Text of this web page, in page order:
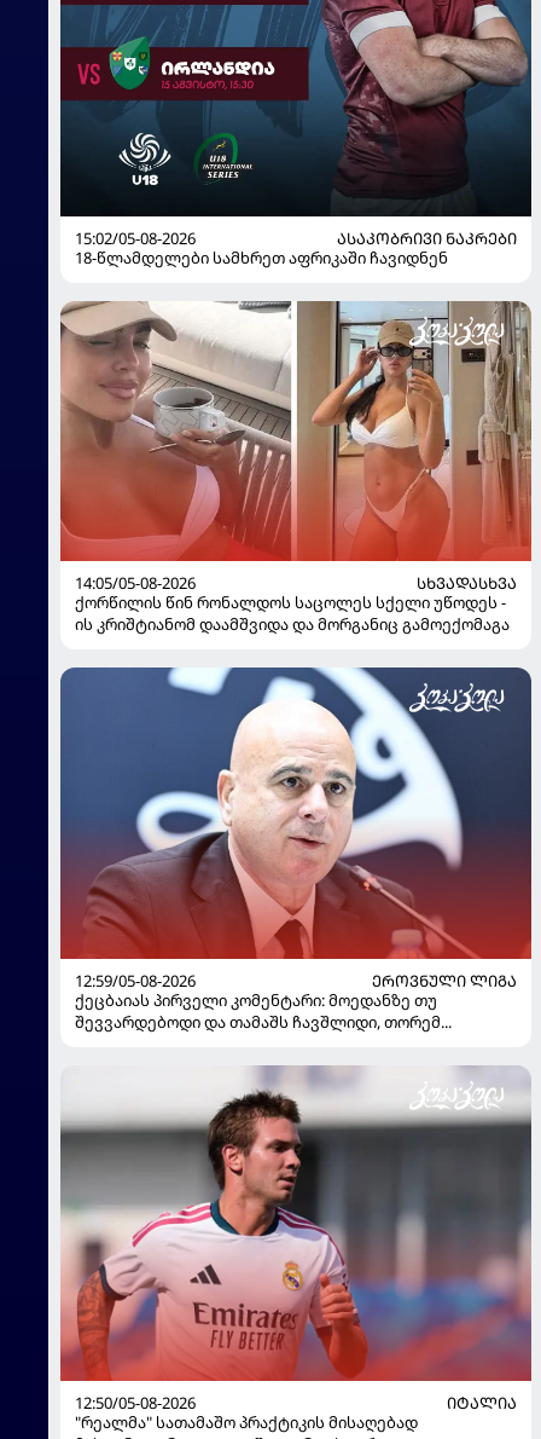
15:02/05-08-2026
ᲐᲡᲐᲙᲝᲑᲠᲘᲕᲘ ᲜᲐᲙᲠᲔᲑᲘ
18-წლამდელები სამხრეთ აფრიკაში ჩავიდნენ
14:05/05-08-2026
ᲡᲮᲕᲐᲓᲐᲡᲮᲕᲐ
ქორწილის წინ რონალდოს საცოლეს სქელი უწოდეს -
ის კრიშტიანომ დაამშვიდა და მორგანიც გამოექომაგა
12:59/05-08-2026
ᲔᲠᲝᲕᲜᲣᲚᲘ ᲚᲘᲒᲐ
ქეცბაიას პირველი კომენტარი: მოედანზე თუ
შევვარდებოდი და თამაშს ჩავშლიდი, თორემ...
12:50/05-08-2026
ᲘᲢᲐᲚᲘᲐ
"რეალმა" სათამაშო პრაქტიკის მისაღებად